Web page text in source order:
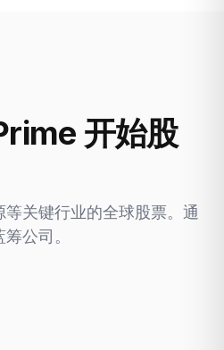
开始股
关键行业的全球股票。通
公司。